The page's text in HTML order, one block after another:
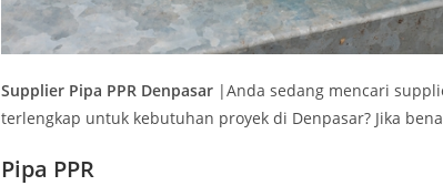
Supplier Pipa PPR Denpasar |Anda sedang mencari
terlengkap untuk kebutuhan proyek di Denpasar? Jika
Pipa PPR